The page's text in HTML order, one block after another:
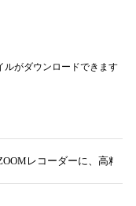
ルがダウンロードできます
レコーダーに、高精度